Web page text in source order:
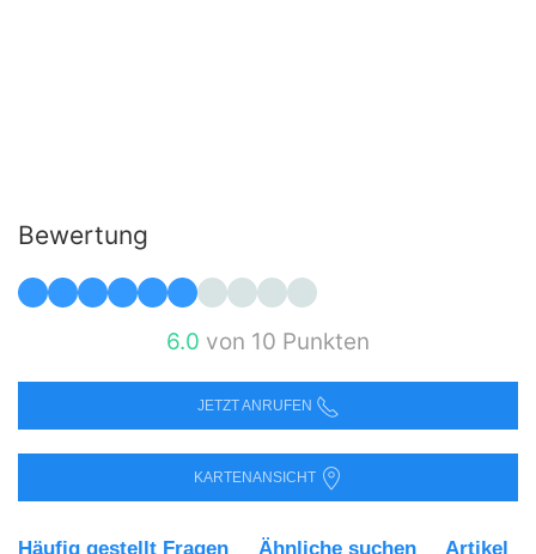
Bewertung
6.0 von 10 Punkten
JETZT ANRUFEN
KARTENANSICHT
Häufig gestellt Fragen Ähnliche suchen Artikel